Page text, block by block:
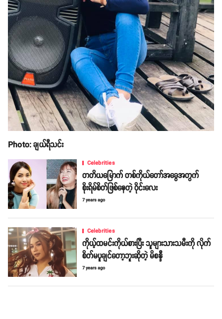
Photo: ချယ်ရီသင်း
Celebrities
တတိယမြောက် တစ်ကိုယ်တော်အခွေအတွက်
စိုးရိမ်စိတ်ဖြစ်နေတဲ့ ဝိုင်းလေး
7 years ago
Celebrities
ကိုယ့်ထမင်းကိုယ်စားပြီး သူများသားသမီးကို လိုက်
စိတ်မပူချင်တော့ဘူးဆိုတဲ့ မိစန္ဒီ
7 years ago